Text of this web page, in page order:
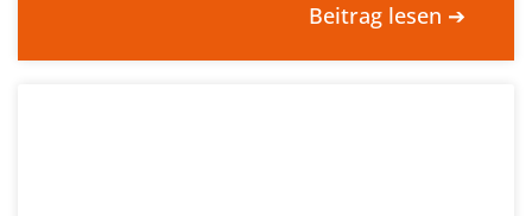
Beitrag lesen ➔